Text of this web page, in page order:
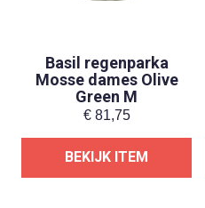
Basil regenparka
Mosse dames Olive
Green M
€81,75
BEKIJK ITEM